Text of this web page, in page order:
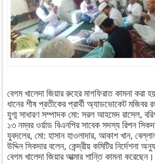
বেগম খালেদা জিয়ার রুহের মাগফিরাত কামনা করা
ধানের শীষ প্রতীকের প্রার্থী অ্যাডভোকেট
যুগ্ম সাধারণ সম্পাদক মো: সরল আহমেদ রাসেল,
১৩ নম্বর ওর্য়াড বিএনপির সাবেক সদস্য রিপন
যুবদলের, মো: হাসান হাওলাদার, আকাশ খান,
উদ্দিন সিকদার বলেন, কেন্দ্রীয় কমিটির নির্দেশনা
বেগম খালেদা জিয়ার আত্মার শান্তি কামনা